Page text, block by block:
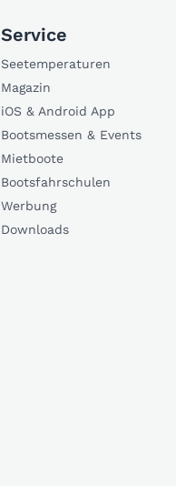
Service
Seetemperaturen
Magazin
iOS & Android App
Bootsmessen & Events
Mietboote
Bootsfahrschulen
Werbung
Downloads